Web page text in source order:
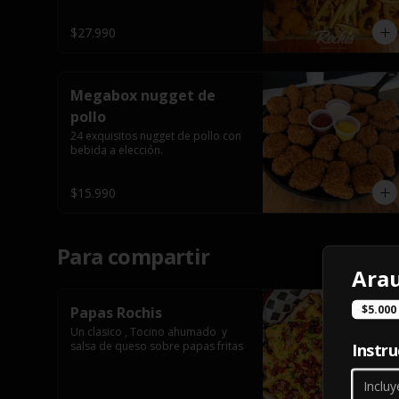
$27.990
Megabox nugget de
pollo
24 exquisitos nugget de pollo con
bebida a elección.
$15.990
Para compartir
Papas Rochis
Un clasico , Tocino ahumado  y
salsa de queso sobre papas fritas